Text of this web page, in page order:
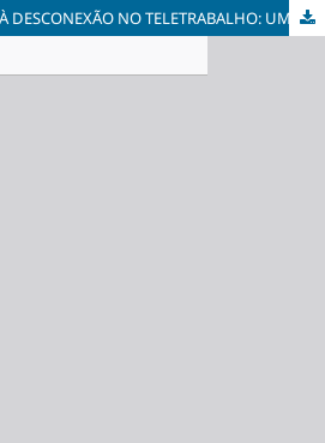
A TUTELA DO DIREITO À DESCONEXÃO NO TELETRABALHO: UM ESTUDO DA REGULAÇÃO NO DIREITO FRANCÊS COMO PARÂMETRO AO DIREITO BRASILEIRO